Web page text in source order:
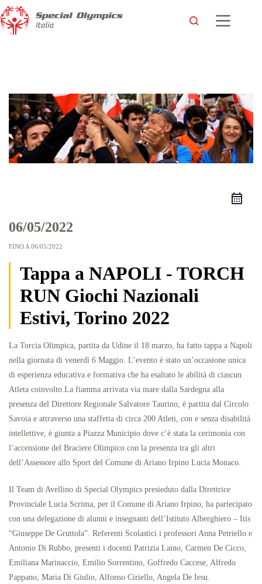
06/05/2022
FINO A 06/05/2022
Tappa a NAPOLI - TORCH
RUN Giochi Nazionali
Estivi, Torino 2022
La Torcia Olimpica, partita da Udine il 18 marzo, ha fatto tappa a Napoli
nella giornata di venerdì 6 Maggio. L’evento è stato un’occasione unica
di esperienza educativa e formativa che ha esaltato le abilità di ciascun
Atleta coinvolto.La fiamma arrivata via mare dalla Sardegna alla
presenza del Direttore Regionale Salvatore Taurino, è partita dal Circolo
Savoia e attraverso una staffetta di circa 200 Atleti, con e senza disabilità
intellettive, è giunta a Piazza Municipio dove c’è stata la cerimonia con
l’accensione del Braciere Olimpico con la presenza tra gli altri
dell’Assessore allo Sport del Comune di Ariano Irpino Lucia Monaco.
Il Team di Avellino di Special Olympics presieduto dalla Direttrice
Provinciale Lucia Scrima, per il Comune di Ariano Irpino, ha partecipato
con una delegazione di alunni e insegnanti dell’Istituto Alberghiero – Itis
“Giuseppe De Gruttola”. Referenti Scolastici i professori Anna Petriello e
Antonio Di Rubbo, presenti i docenti Patrizia Laino, Carmen De Cicco,
Emiliana Marinaccio, Emilio Sorrentino, Goffredo Caccese, Alfredo
Pappano, Maria Di Giulio, Alfonso Ciriello, Angela De Iesu.